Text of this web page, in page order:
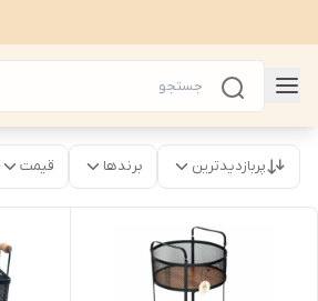
پربازدیدترین برندها قیمت